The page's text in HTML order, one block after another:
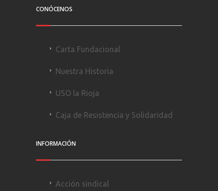
CONÓCENOS
Carta Fundacional
Nuestra Historia
USO la Rioja
Caja de Resistencia y Solidaridad
INFORMACIÓN
Acción sindical